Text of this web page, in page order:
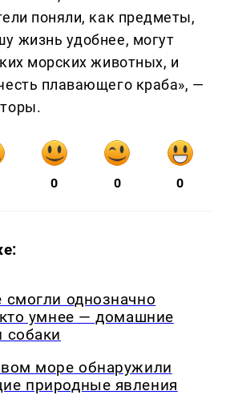
поняли, как предметы,
жизнь удобнее, могут
морских животных, и
плавающего краба», —
0 0 0
смогли однозначно
кто умнее — домашние
собаки
море обнаружили
природные явления